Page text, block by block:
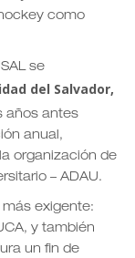
como
se
del Salvador,
años antes
anual,
organización de
– ADAU.
exigente:
y también
un fin de